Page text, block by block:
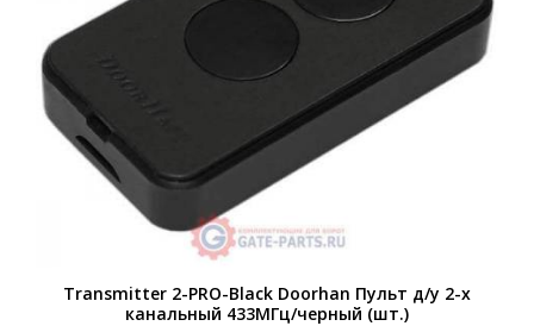
Transmitter 2-PRO-Black Doorhan Пульт д/у 2-х
канальный 433МГц/черный (шт.)